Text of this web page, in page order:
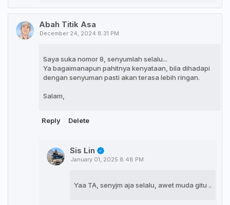
Abah Titik Asa
December 24, 2024 8:31 PM
Saya suka nomor 8, senyumlah selalu...
Ya bagaimanapun pahitnya kenyataan, bila dihadapi
dengan senyuman pasti akan terasa lebih ringan.
Salam,
Reply Delete
Sis Lin
January 01, 2025 8:48 PM
Yaa TA, senyjm aja selalu, awet muda gitu ..